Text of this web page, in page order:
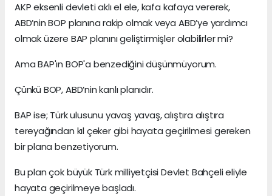
AKP eksenli devleti aklı el ele, kafa kafaya vererek,
ABD’nin BOP planına rakip olmak veya ABD’ye yardımcı
olmak üzere BAP planını geliştirmişler olabilirler mi?
Ama BAP'ın BOP'a benzediğini düşünmüyorum.
Çünkü BOP, ABD’nin kanlı planıdır.
BAP ise; Türk ulusunu yavaş yavaş, alıştıra alıştıra
tereyağından kıl çeker gibi hayata geçirilmesi gereken
bir plana benzetiyorum.
Bu plan çok büyük Türk milliyetçisi Devlet Bahçeli eliyle
hayata geçirilmeye başladı.